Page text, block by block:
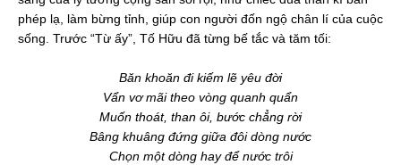
phép lạ, làm bừng tỉnh, giúp con người đốn ngộ chân lí của cuộc
sống. Trước “Từ ấy”, Tố Hữu đã từng bế tắc và tăm tối:
Băn khoăn đi kiếm lẽ yêu đời
Vẩn vơ mãi theo vòng quanh quẩn
Muốn thoát, than ôi, bước chẳng rời
Bâng khuâng đứng giữa đôi dòng nước
Chọn một dòng hay để nước trôi